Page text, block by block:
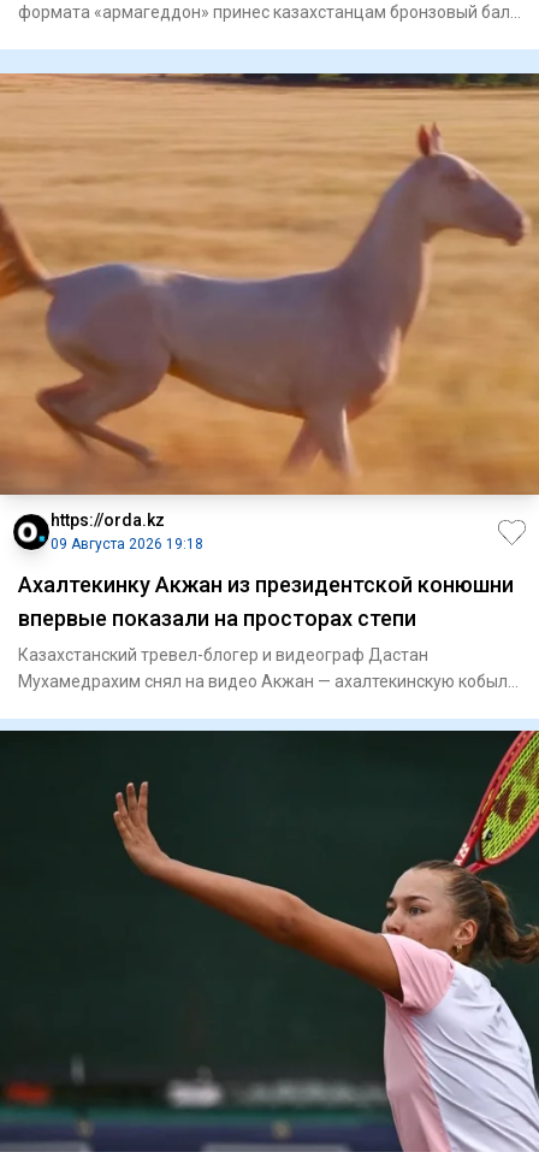
формата «армагеддон» принес казахстанцам бронзовый балл
https://orda.kz
09 Августа 2026 19:18
Ахалтекинку Акжан из президентской конюшни
впервые показали на просторах степи
Казахстанский тревел-блогер и видеограф Дастан
Мухамедрахим снял на видео Акжан — ахалтекинскую кобылу